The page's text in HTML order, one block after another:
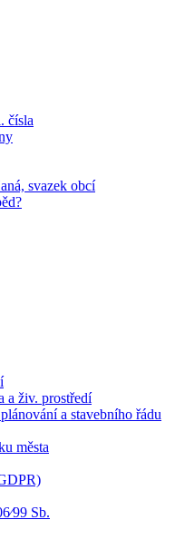
čísla
svazek obcí
a živ. prostředí
a stavebního řádu
města
Sb.